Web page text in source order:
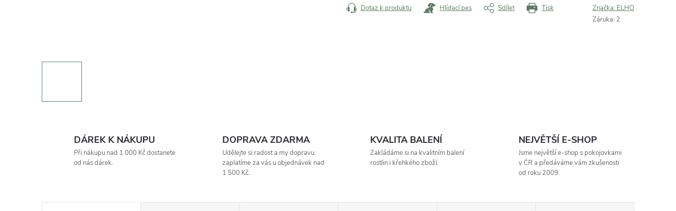
Tisk
Dotaz k produktu Hlídací pes Sdílet Značka: ELHO
Záruka: 2
DÁREK K NÁKUPU
Při nákupu nad 1 000 Kč dostanete
od nás dárek.
DOPRAVA ZDARMA
Udělejte si radost a my dopravu
zaplatíme za vás u objednávek nad
1 500 Kč.
KVALITA BALENÍ
Zakládáme si na kvalitním balení
rostlin i křehkého zboží.
NEJVĚTŠÍ E-SHOP
Jsme největší e-shop s pokojovkami
v ČR a předáváme vám zkušenosti
od roku 2009.